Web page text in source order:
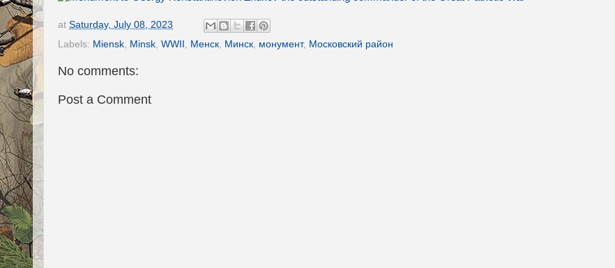
at Saturday, July 08, 2023
Labels: Miensk Minsk WWII Менск Минск монумент, Московский район
No comments:
Post a Comment